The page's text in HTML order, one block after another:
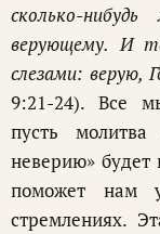
сколько-
верующему. И
слезами: верую,
9:21-24). Все
пусть
неверию»
поможет нам
стремлениях.